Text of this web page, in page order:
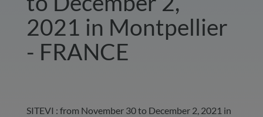
2021 in Montpellier
- FRANCE
SITEVI : from November 30 to December 2, 2021 in